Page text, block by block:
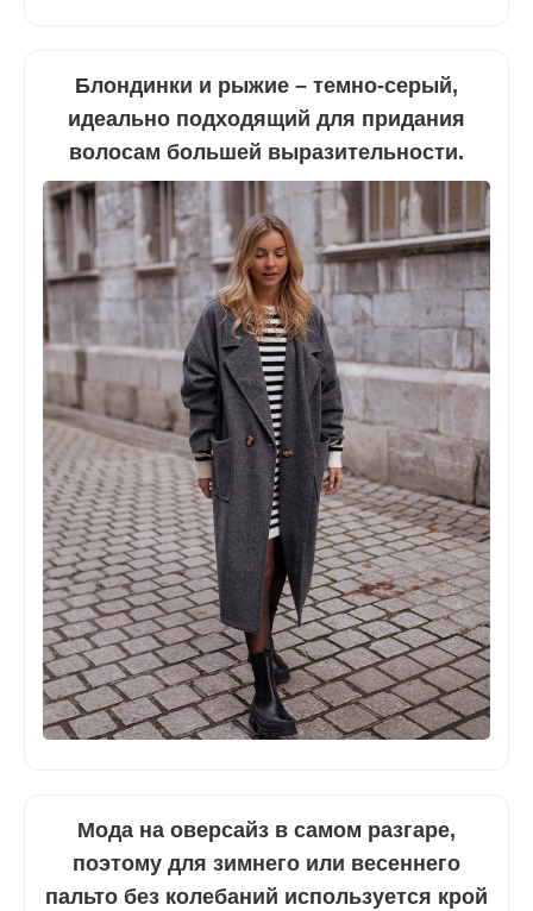
Блондинки и рыжие – темно-серый,
идеально подходящий для придания
волосам большей выразительности.
Мода на оверсайз в самом разгаре,
поэтому для зимнего или весеннего
пальто без колебаний используется крой